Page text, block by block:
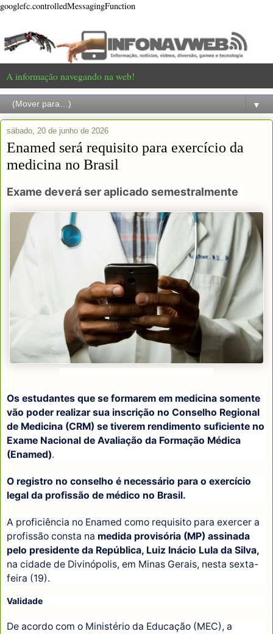
googlefc.controlledMessagingFunction
A informação navegando na web!
▼
sábado, 20 de junho de 2026
Enamed será requisito para exercício da
medicina no Brasil
Exame deverá ser aplicado semestralmente
Os estudantes que se formarem em medicina somente
vão poder realizar sua inscrição no Conselho Regional
de Medicina (CRM) se tiverem rendimento suficiente no
Exame Nacional de Avaliação da Formação Médica
(Enamed).
O registro no conselho é necessário para o exercício
legal da profissão de médico no Brasil.
A proficiência no Enamed como requisito para exercer a
profissão consta na medida provisória (MP) assinada
pelo presidente da República, Luiz Inácio Lula da Silva,
na cidade de Divinópolis, em Minas Gerais, nesta sexta-
feira (19).
Validade
De acordo com o Ministério da Educação (MEC), a